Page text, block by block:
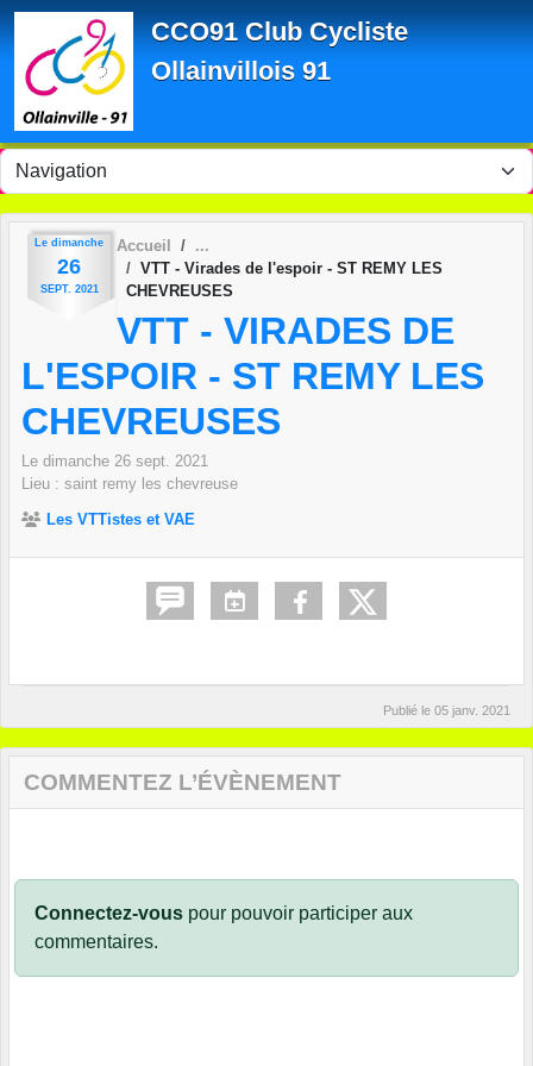
CCO91 Club Cycliste
Ollainvillois 91
Le dimanche
26
SEPT. 2021
Accueil
VTT - Virades de l'espoir - ST REMY LES
CHEVREUSES
VTT - VIRADES DE
L'ESPOIR - ST REMY LES
CHEVREUSES
Le dimanche 26 sept. 2021
Lieu : saint remy les chevreuse
Les VTTistes et VAE
Publié le 05 janv. 2021
COMMENTEZ L’ÉVÈNEMENT
Connectez-vous pour pouvoir participer aux
commentaires.
Panneau de gestion des cookies